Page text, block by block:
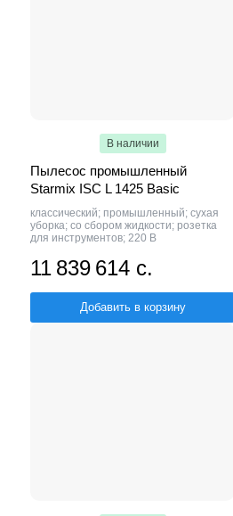
В наличии
Пылесос промышленный
Starmix ISC L 1425 Basic
классический; промышленный; сухая
уборка; со сбором жидкости; розетка
для инструментов; 220 В
11 839 614 с.
Добавить в корзину